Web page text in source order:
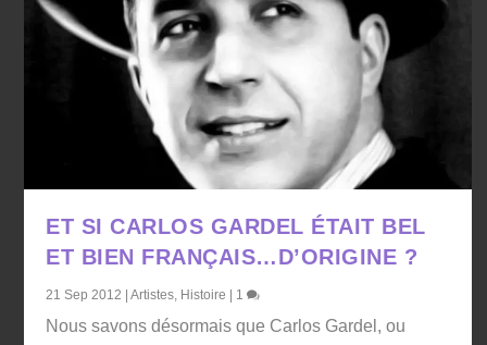
ET SI CARLOS GARDEL ÉTAIT BEL
ET BIEN FRANÇAIS…D’ORIGINE ?
21 Sep 2012 |Artistes, Histoire 1
Nous savons désormais que Carlos Gardel, ou